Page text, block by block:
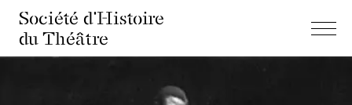
Société d'Histoire
du Théâtre